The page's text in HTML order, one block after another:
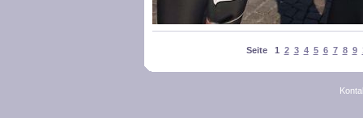
Seite 1 2 3 4 5 6 7 8 9